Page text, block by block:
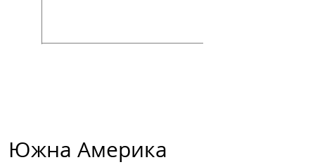
Южна Америка